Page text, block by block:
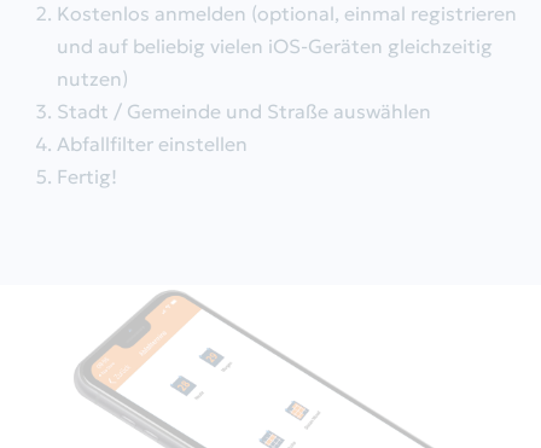
Elektrokleingeräte
Sackausgabestellen
Entsorgungszentren
Kostenlos anmelden (optional, einmal registrieren
und auf beliebig vielen iOS-Geräten gleichzeitig
nutzen)
Stadt / Gemeinde und Straße auswählen
Abfallfilter einstellen
Fertig!